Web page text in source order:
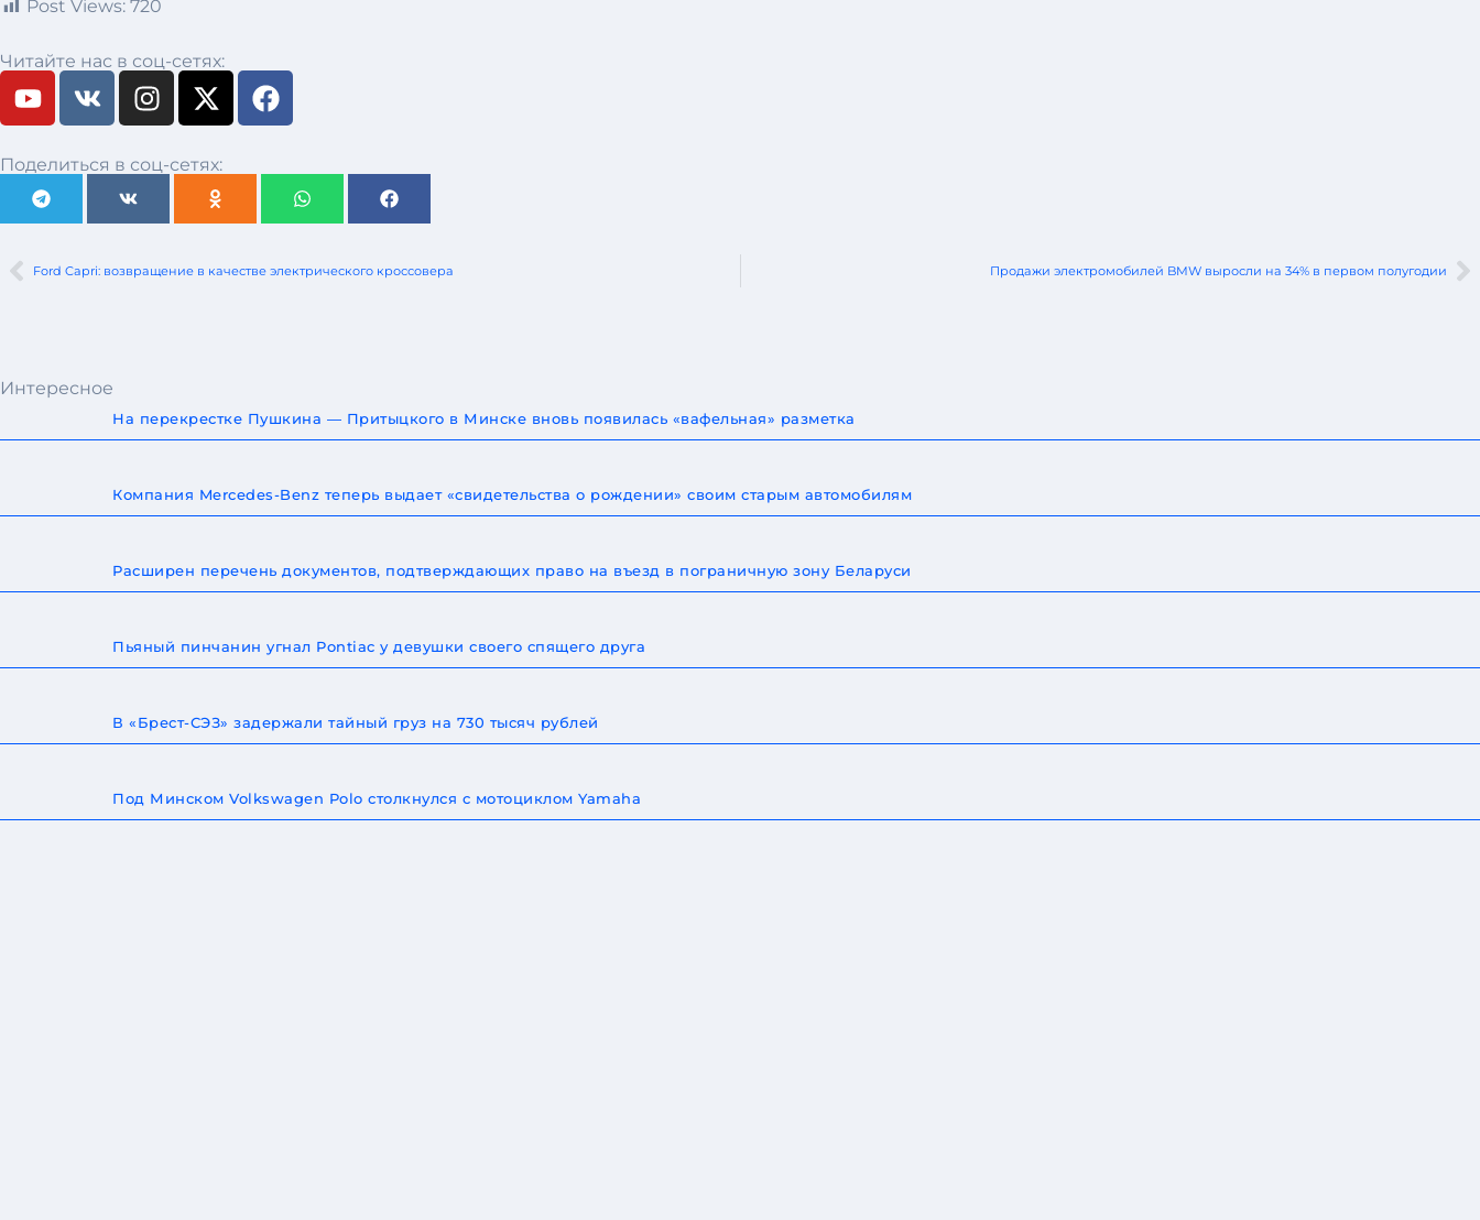
Post Views: 720
Читайте нас в соц-сетях:
Поделиться в соц-сетях:
Ford Capri: возвращение в качестве электрического кроссовера Продажи электромобилей BMW выросли на 34% в первом полугодии
Интересное
На перекрестке Пушкина — Притыцкого в Минске вновь появилась «вафельная» разметка
Компания Mercedes-Benz теперь выдает «свидетельства о рождении» своим старым автомобилям
Расширен перечень документов, подтверждающих право на въезд в пограничную зону Беларуси
Пьяный пинчанин угнал Pontiac у девушки своего спящего друга
В «Брест-СЭЗ» задержали тайный груз на 730 тысяч рублей
Под Минском Volkswagen Polo столкнулся с мотоциклом Yamaha